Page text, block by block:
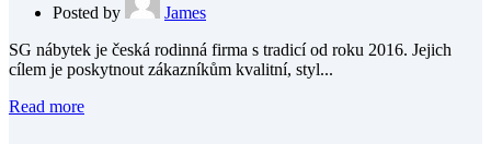
Posted by
James
SG nábytek je česká rodinná firma s tradicí od roku 2016. Jejich
cílem je poskytnout zákazníkům kvalitní, styl...
Read more